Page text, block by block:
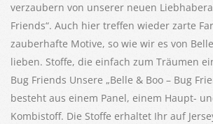
verzaubern von unserer neuen
Friends“. Auch hier treffen wieder zarte
zauberhafte Motive, so wie wir es von
lieben. Stoffe, die einfach zum Träumen
Bug Friends Unsere „Belle & Boo – Bug
besteht aus einem Panel, einem Haupt-
Kombistoff. Die Stoffe erhaltet Ihr auf